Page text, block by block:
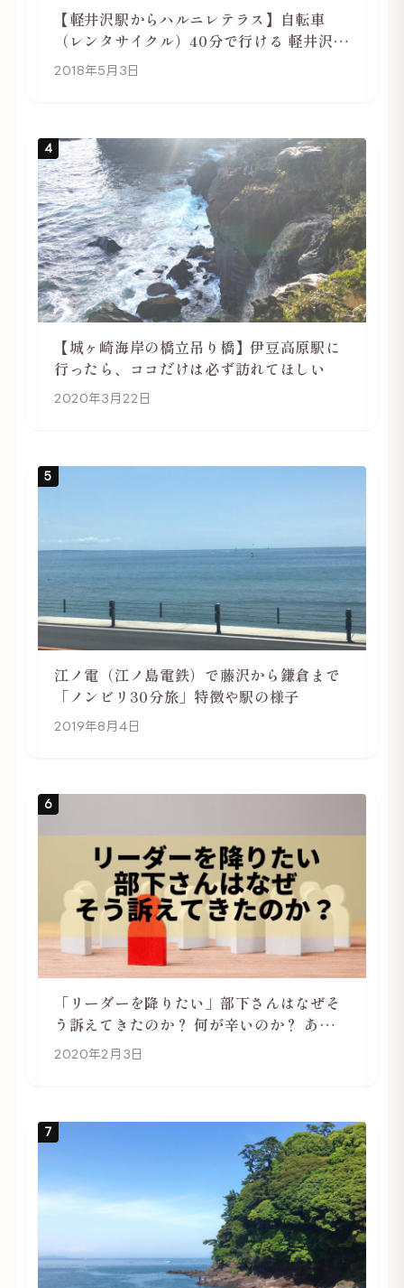
【軽井沢駅からハルニレテラス】自転車
（レンタサイクル）40分で行ける 軽井沢旅
行は自転車利用がおススメ
2018年5月3日
4
【城ヶ崎海岸の橋立吊り橋】伊豆高原駅に
行ったら、ココだけは必ず訪れてほしい
2020年3月22日
5
江ノ電（江ノ島電鉄）で藤沢から鎌倉まで
「ノンビリ30分旅」特徴や駅の様子
2019年8月4日
6
「リーダーを降りたい」部下さんはなぜそ
う訴えてきたのか？ 何が辛いのか？ あらた
めて考えてみる
2020年2月3日
7